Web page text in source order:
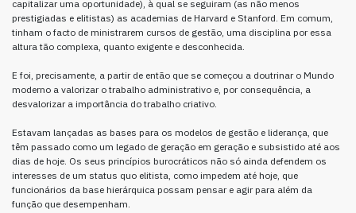
capitalizar uma oportunidade), à qual se seguiram (as não menos
prestigiadas e elitistas) as academias de Harvard e Stanford. Em comum,
tinham o facto de ministrarem cursos de gestão, uma disciplina por essa
altura tão complexa, quanto exigente e desconhecida.
E foi, precisamente, a partir de então que se começou a doutrinar o Mundo
moderno a valorizar o trabalho administrativo e, por consequência, a
desvalorizar a importância do trabalho criativo.
Estavam lançadas as bases para os modelos de gestão e liderança, que
têm passado como um legado de geração em geração e subsistido até aos
dias de hoje. Os seus princípios burocráticos não só ainda defendem os
interesses de um status quo elitista, como impedem até hoje, que
funcionários da base hierárquica possam pensar e agir para além da
função que desempenham.